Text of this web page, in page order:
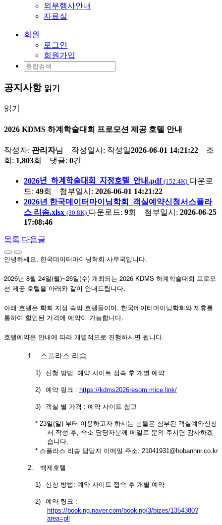
외부행사안내
자료실
회원
로그인
회원가입
공지사항 읽기
읽기
2026 KDMS 하계학술대회 프로모션 제공 호텔 안내
작성자: 관리자님 작성일시: 작성일2026-06-01 14:21:22 조
회: 1,803회 댓글: 0건
2026년_하계학술대회_지정호텔_안내.pdf (152.4K) 다운로
드: 49회 첨부일시: 2026-06-01 14:21:22
2026년 한국데이터마이닝학회_객실예약신청서스플라
스 리솜.xlsx (30.8K) 다운로드: 9회 첨부일시: 2026-06-25
17:08:46
목록 다음글
안녕하세요, 한국데이터마이닝학회 사무국입니다.
2026년 8월 24일(월)~26일(수) 개최되는 2026 KDMS 하계학술대회 프로모
션 제공 호텔을 아래와 같이 안내드립니다.
아래 호텔은 학회 지정 숙박 호텔들이며, 한국데이터마이닝학회와 제휴를
통하여 할인된 가격에 예약이 가능합니다.
호텔예약은 안내에 따라 개별적으로 진행하시면 됩니다.
1. 스플라스 리솜
1) 신청 방법 : 예약 사이트 접속 후 개별 예약
2) 예약 링크 : https://kdms2026resom.mice.link/
3) 객실 별 가격 : 예약 사이트 참고
* 23일(일) 부터 이용하고자 하시는 분들은 첨부된 객실예약신청
서 작성 후, 숙소 담당자분께 메일로 문의 주시면 감사하겠
습니다.
* 스플라스 리솜 담당자 이메일 주소: 21041931@hobanhnr.co.kr
2. 백제호텔
1) 신청 방법 : 예약 사이트 접속 후 개별 예약
2) 예약 링크 :
https://booking.naver.com/booking/3/bizes/1354380?
area=pll